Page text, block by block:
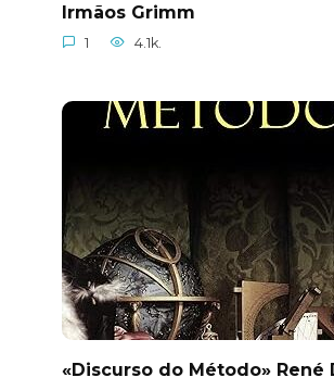
Irmãos Grimm
1 4.1k.
«Discurso do Método» René